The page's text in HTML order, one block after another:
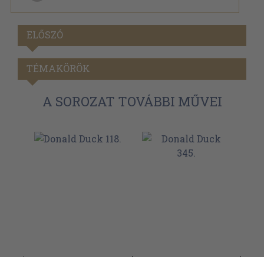
ELŐSZÓ
TÉMAKÖRÖK
A SOROZAT TOVÁBBI MŰVEI